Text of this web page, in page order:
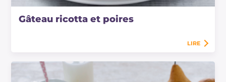
Gâteau ricotta et poires
LIRE